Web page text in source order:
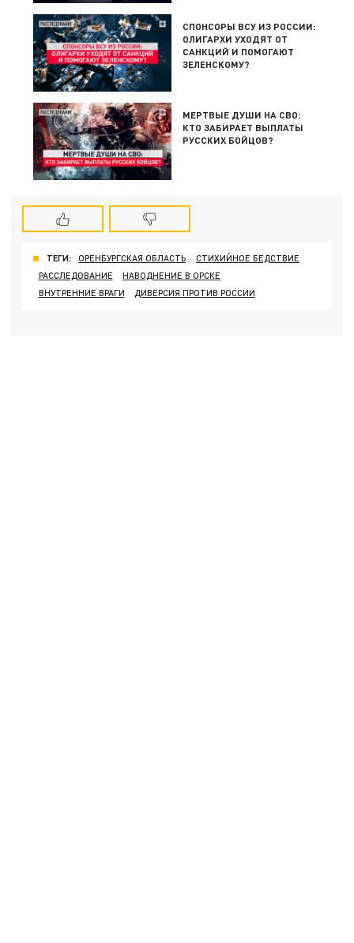
СПОНСОРЫ ВСУ ИЗ РОССИИ:
ОЛИГАРХИ УХОДЯТ ОТ
САНКЦИЙ И ПОМОГАЮТ
ЗЕЛЕНСКОМУ?
МЕРТВЫЕ ДУШИ НА СВО:
КТО ЗАБИРАЕТ ВЫПЛАТЫ
РУССКИХ БОЙЦОВ?
ТЕГИ: ОРЕНБУРГСКАЯ ОБЛАСТЬ
СТИХИЙНОЕ БЕДСТВИЕ
РАССЛЕДОВАНИЕ
НАВОДНЕНИЕ В ОРСКЕ
ВНУТРЕННИЕ ВРАГИ
ДИВЕРСИЯ ПРОТИВ РОССИИ